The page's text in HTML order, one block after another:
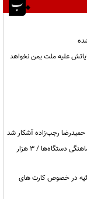
علیه ملت یمن نخواهد
حمیدرضا رجب‌زاده آشکار شد
ریمـدان؛ مرزی گرفتار در صف، کمبود زیرساخت و ضعف هماهنگی دستگاه‌ها / ۳ هزار
در خصوص کارت های